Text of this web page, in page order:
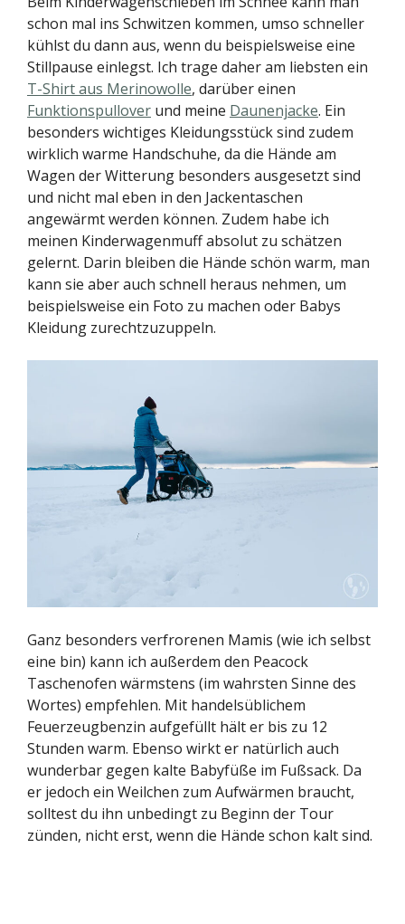
schon mal ins Schwitzen kommen, umso schneller
kühlst du dann aus, wenn du beispielsweise eine
Stillpause einlegst. Ich trage daher am liebsten ein
T-Shirt aus Merinowolle, darüber einen
Funktionspullover und meine Daunenjacke. Ein
besonders wichtiges Kleidungsstück sind zudem
wirklich warme Handschuhe, da die Hände am
Wagen der Witterung besonders ausgesetzt sind
und nicht mal eben in den Jackentaschen
angewärmt werden können. Zudem habe ich
meinen Kinderwagenmuff absolut zu schätzen
gelernt. Darin bleiben die Hände schön warm, man
kann sie aber auch schnell heraus nehmen, um
beispielsweise ein Foto zu machen oder Babys
Kleidung zurechtzuzuppeln.
Ganz besonders verfrorenen Mamis (wie ich selbst
eine bin) kann ich außerdem den Peacock
Taschenofen wärmstens (im wahrsten Sinne des
Wortes) empfehlen. Mit handelsüblichem
Feuerzeugbenzin aufgefüllt hält er bis zu 12
Stunden warm. Ebenso wirkt er natürlich auch
wunderbar gegen kalte Babyfüße im Fußsack. Da
er jedoch ein Weilchen zum Aufwärmen braucht,
solltest du ihn unbedingt zu Beginn der Tour
zünden, nicht erst, wenn die Hände schon kalt sind.